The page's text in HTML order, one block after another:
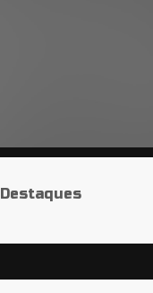
Destaques